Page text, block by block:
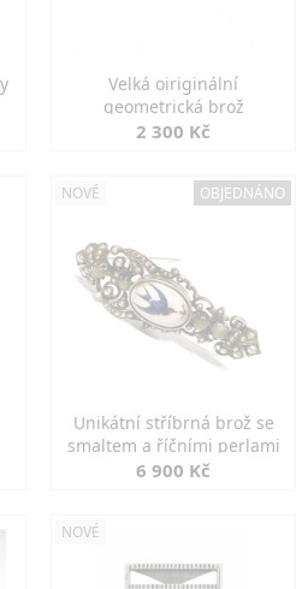
Velká oiriginální
geometrická brož
2 300 Kč
NOVÉ OBJEDNÁNO
Unikátní stříbrná brož se
smaltem a říčními perlami
6 900 Kč
NOVÉ